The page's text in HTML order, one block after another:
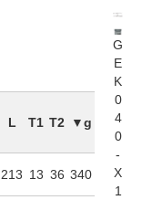
L T1 T2 ▼g
213 13 36 340
G
E
K
0
4
0
-
X
1